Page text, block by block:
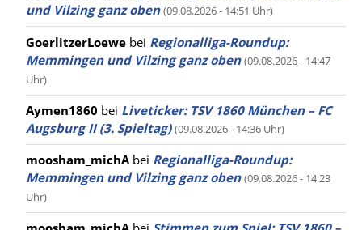
und Vilzing ganz oben (09.08.2026 - 14:51 Uhr)
GoerlitzerLoewe bei Regionalliga-Roundup:
Memmingen und Vilzing ganz oben (09.08.2026 - 14:47
Uhr)
Aymen1860 bei Liveticker: TSV 1860 München – FC
Augsburg II (3. Spieltag) (09.08.2026 - 14:36 Uhr)
moosham_michA bei Regionalliga-Roundup:
Memmingen und Vilzing ganz oben (09.08.2026 - 14:23
Uhr)